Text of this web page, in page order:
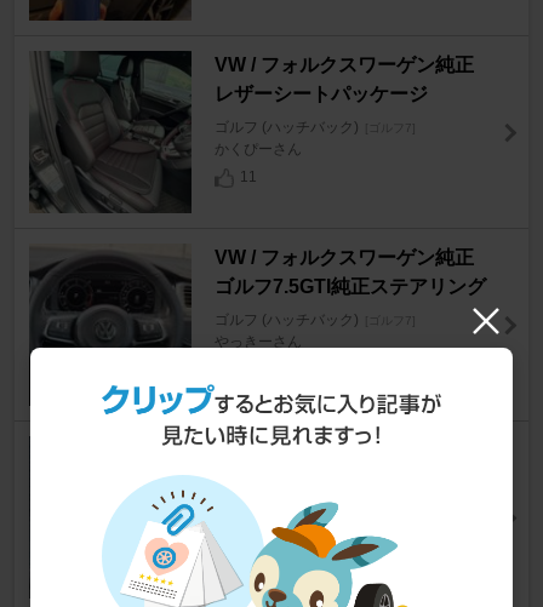
VW / フォルクスワーゲン純正
レザーシートパッケージ
ゴルフ (ハッチバック) [ゴルフ7]
かくぴーさん
11
VW / フォルクスワーゲン純正
ゴルフ7.5GTI純正ステアリング
ゴルフ (ハッチバック) [ゴルフ7]
やっきーさん
MINERVA F205 215/35R19
ゴルフ (ハッチバック)
ばにゐさん